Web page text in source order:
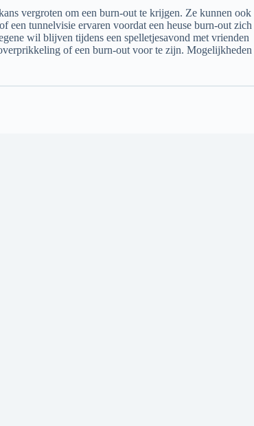
vergroten om een burn-out te krijgen. Ze kunnen ook
een tunnelvisie ervaren voordat een heuse burn-out zich
wil blijven tijdens een spelletjesavond met vrienden
of een burn-out voor te zijn. Mogelijkheden